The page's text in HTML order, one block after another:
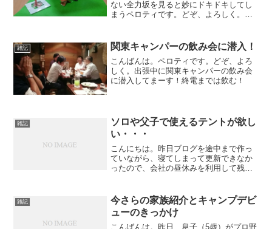
ない全力坂を見ると妙にドキドキしてし
まうペロティです。どぞ、よろしく。東
出張中ですけどねー忙しいのは忙しいで
すけど、最近は徹夜までは...
雑記 関東キャンパーの飲み会に潜入！
こんばんは。ペロティです。どぞ、よろ
しく。出張中に関東キャンパーの飲み会
に潜入してまーす！終電までは飲む！
雑記
ソロや父子で使えるテントが欲し
い・・・
こんにちは。昨日ブログを途中まで作っ
ていながら、寝てしまって更新できなか
ったので、会社の昼休みを利用して残り
テントが欲しくて、ネットを徘徊したり
しております。と言っても...
雑記
今さらの家族紹介とキャンプデビ
ューのきっかけ
こんばんは。昨日、息子（5歳）がプロ野